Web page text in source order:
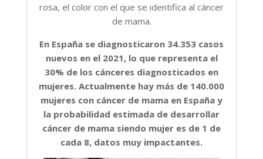
rosa, el color con el que se identifica al cáncer
de mama.
En España se diagnosticaron 34.353 casos
nuevos en el 2021, lo que representa el
30% de los cánceres diagnosticados en
mujeres. Actualmente hay más de 140.000
mujeres con cáncer de mama en España y
la probabilidad estimada de desarrollar
cáncer de mama siendo mujer es de 1 de
cada 8, datos muy impactantes.